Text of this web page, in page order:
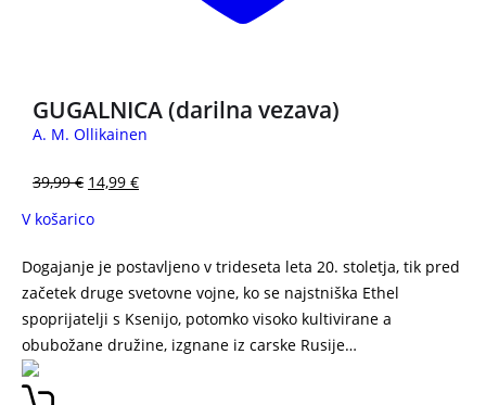
GUGALNICA (darilna vezava)
A. M. Ollikainen
39,99€ 14,99 €
V košarico
Dogajanje je postavljeno v trideseta leta 20. stoletja, tik pred
začetek druge svetovne vojne, ko se najstniška Ethel
spoprijatelji s Ksenijo, potomko visoko kultivirane a
obubožane družine, izgnane iz carske Rusije…